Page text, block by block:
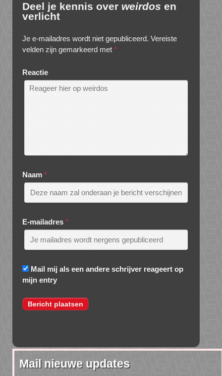
Deel je kennis over weirdos en
verlicht
Je e-mailadres wordt niet gepubliceerd. Vereiste
velden zijn gemarkeerd met *
Reactie
Naam *
E-mailadres *
Mail mij als een andere schrijver reageert op
mijn entry
Mail nieuwe updates